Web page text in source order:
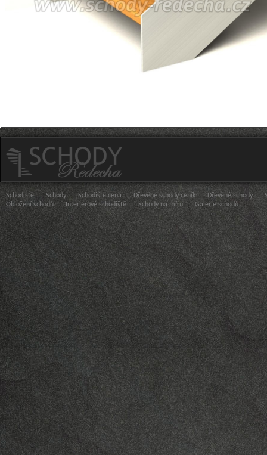
Schodiště Schody Schodiště cena Dřevěné schody ceník Dřevěné schody
Obložení schodů
Interiérové schodiště Schody na míru Galerie schodů